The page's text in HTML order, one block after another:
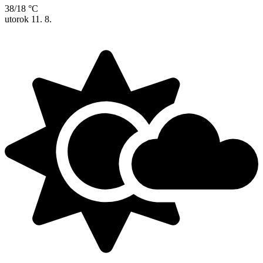
38/18 °C
utorok 11. 8.